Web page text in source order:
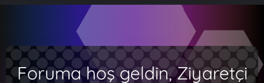
Foruma hoş geldin, Ziyaretçi